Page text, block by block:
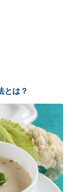
とは？